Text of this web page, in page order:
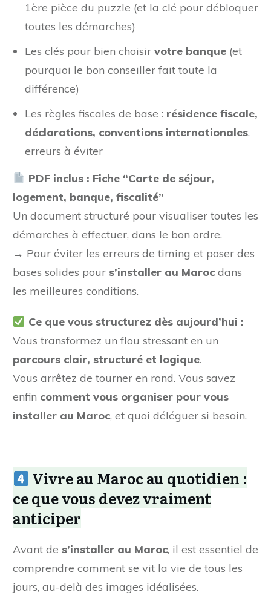
1ère pièce du puzzle (et la clé pour débloquer
toutes les démarches)
Les clés pour bien choisir votre banque (et
pourquoi le bon conseiller fait toute la
différence)
Les règles fiscales de base : résidence fiscale,
déclarations, conventions internationales,
erreurs à éviter
PDF inclus : Fiche “Carte de séjour,
logement, banque, fiscalité”
Un document structuré pour visualiser toutes les
démarches à effectuer, dans le bon ordre.
→ Pour éviter les erreurs de timing et poser des
bases solides pour s’installer au Maroc dans
les meilleures conditions.
Ce que vous structurez dès aujourd’hui :
Vous transformez un flou stressant en un
parcours clair, structuré et logique.
Vous arrêtez de tourner en rond. Vous savez
enfin comment vous organiser pour vous
installer au Maroc, et quoi déléguer si besoin.
Vivre au Maroc au quotidien :
ce que vous devez vraiment
anticiper
Avant de s’installer au Maroc, il est essentiel de
comprendre comment se vit la vie de tous les
jours, au-delà des images idéalisées.